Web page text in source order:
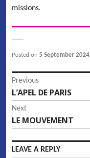
missions.
Posted on 5 September 2024
Post
navigation
Previous
Previous
post:
L’APEL DE PARIS
Next
Next
LE MOUVEMENT
LEAVE A REPLY